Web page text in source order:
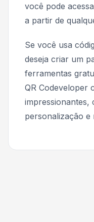
você pode
a partir de
Se você usa
deseja criar um
ferramentas
QR Codeveloper
impressionantes,
personalização e